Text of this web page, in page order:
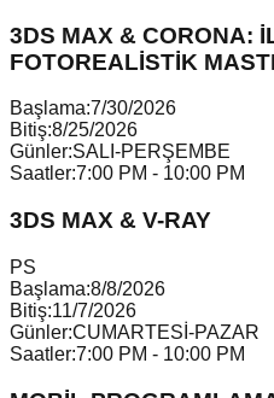
3DS MAX & CORONA:
FOTOREALİSTİK
Başlama:7/30/2026
Bitiş:8/25/2026
Günler:SALI-PERŞEMBE
Saatler:7:00 PM - 10:00 PM
3DS MAX & V-RAY
PS
Başlama:8/8/2026
Bitiş:11/7/2026
Günler:CUMARTESİ-PAZAR
Saatler:7:00 PM - 10:00 PM